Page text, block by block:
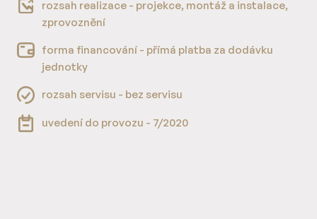
rozsah realizace - projekce, montáž a instalace,
zprovoznění
forma financování - přímá platba za dodávku
jednotky
rozsah servisu - bez servisu
uvedení do provozu - 7/2020